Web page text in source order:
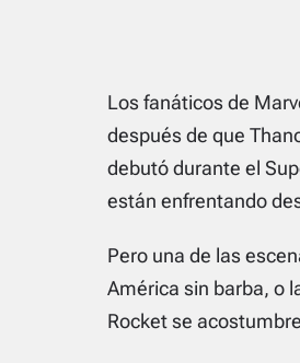
Los fanáticos de
después de que
debutó durante el
están enfrentando
Pero una de las
América sin barba, o
Rocket se